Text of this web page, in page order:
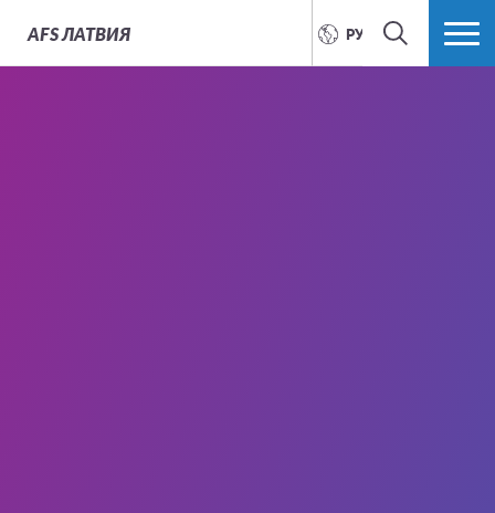
AFSЛАТВИЯ РУССКИЙ
ПОИСК БОЛЬШЕ